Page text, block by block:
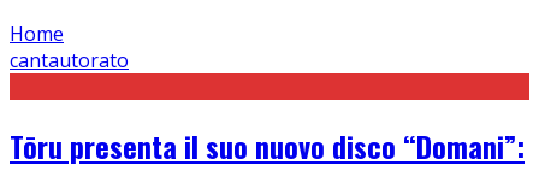
Home
cantautorato
Tōru presenta il suo nuovo disco “Domani”: